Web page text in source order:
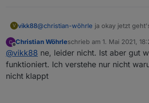
V vikk88@christian-wöhrle ja okay jetzt
Offline
Christian Wöhrleschrieb am 1. Mai 2021,
zuletzt editiert von
@vikk88 ne, leider nicht. Ist aber gut
funktioniert. Ich verstehe nur nicht
nicht klappt